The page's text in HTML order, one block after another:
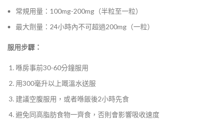
常規用量：100mg-200mg（半粒至一粒）
最大劑量：24小時內不可超過200mg（一粒）
服用步驟：
喺房事前30-60分鐘服用
用300毫升以上嘅溫水送服
建議空腹服用，或者喺飯後2小時先食
避免同高脂肪食物一齊食，否則會影響吸收速度